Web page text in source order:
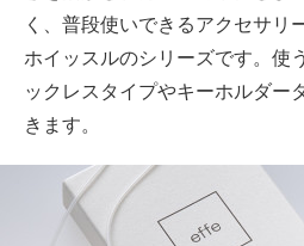
く、普段使いできるアクセサリ
ホイッスルのシリーズです。使
ックレスタイプやキーホルダー
きます。